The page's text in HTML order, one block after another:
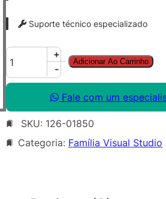
Suporte técnico especializado
A
u
e
D
e
+
-
Adicionar Ao Carrinho
Fale com um
SKU: 126-01850
Categoria: Família Visual Studio